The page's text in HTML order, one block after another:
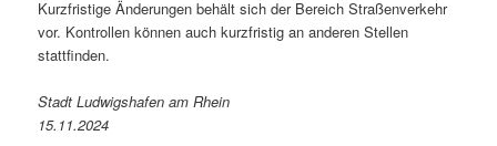
Kurzfristige Änderungen behält sich der Bereich Straßenverkehr
vor. Kontrollen können auch kurzfristig an anderen Stellen
stattfinden.
Stadt Ludwigshafen am Rhein
15.11.2024